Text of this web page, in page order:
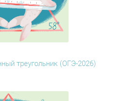
треугольник (ОГЭ-2026)